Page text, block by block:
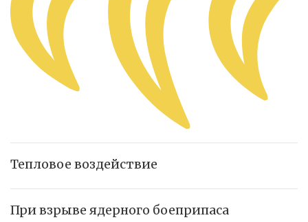
Тепловое воздействие
При взрыве ядерного боеприпаса